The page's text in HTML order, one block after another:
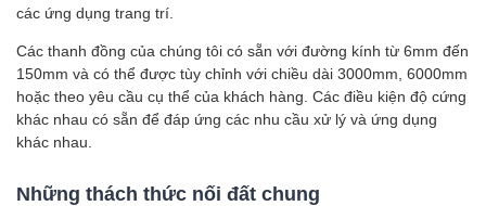
các ứng dụng trang trí.
Các thanh đồng của chúng tôi có sẵn với đường kính từ 6mm đến
150mm và có thể được tùy chỉnh với chiều dài 3000mm, 6000mm
hoặc theo yêu cầu cụ thể của khách hàng. Các điều kiện độ cứng
khác nhau có sẵn để đáp ứng các nhu cầu xử lý và ứng dụng
khác nhau.
Những thách thức nối đất chung